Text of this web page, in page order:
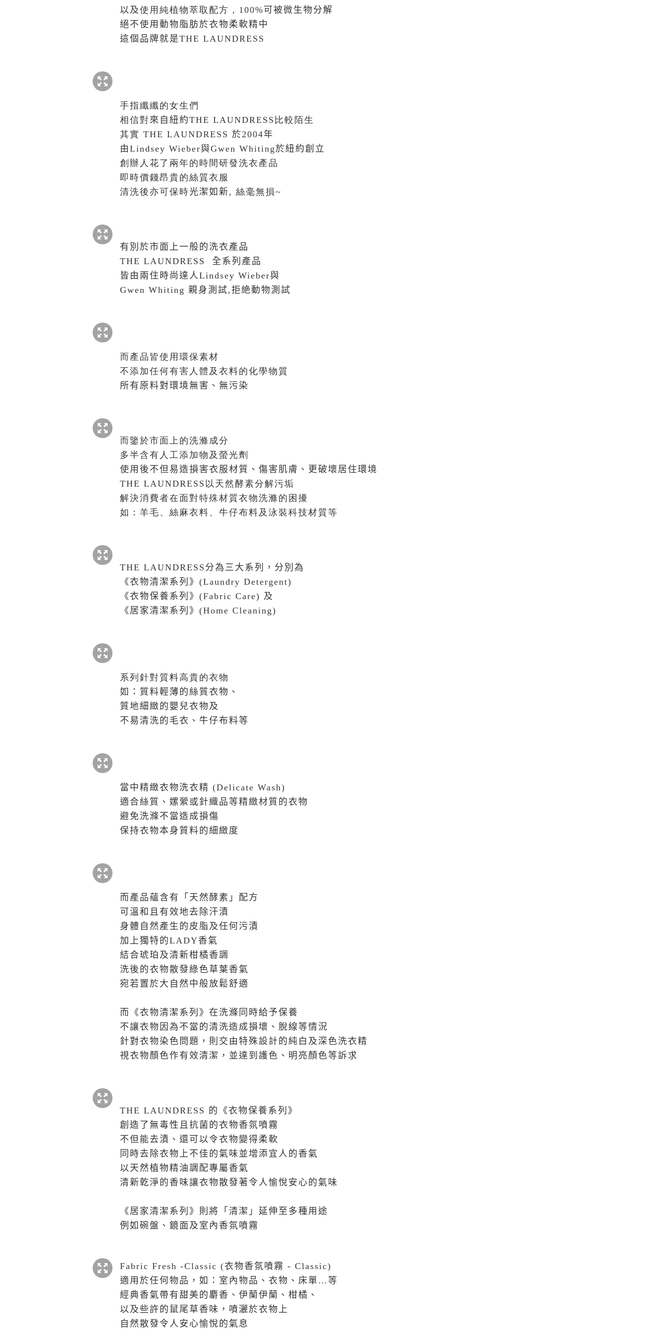
以及使用純植物萃取配方，100% 可被微生物分解
絕不使用動物脂肪於衣物柔軟精中
這個品牌就是THE LAUNDRESS
手指纖纖的女生們
相信對來自紐約THE LAUNDRESS比較陌生
其實 THE LAUNDRESS 於2004年
由Lindsey Wieber與Gwen Whiting於紐約創立
創辦人花了兩年的時間研發洗衣產品
即時價錢昂貴的絲質衣服
清洗後亦可保時光潔如新, 絲毫無損~
有別於市面上一般的洗衣產品
THE LAUNDRESS 全系列產品
皆由兩住 時尚達人Lindsey Wieber與
Gwen Whiting 親身測試,拒絶動物測試
而 產品皆使用環保素材
不添加任何有害人體及 衣料的化學物質
所有 原料對環境無害、無污染
而鑒於市面上的洗滌成分
多半含有人工添加物及螢光劑
使用後不但易造損害衣服材質、傷害肌膚、更破壞居住環境
THE LAUNDRESS 以天然酵素分解污垢
解決消費者在面對特殊材質衣物洗滌的困擾
如：羊毛、絲麻衣料、牛仔布料及泳裝科技材質等
THE LAUNDRESS分為三大系列，分別為
《衣物清潔系列》(Laundry Detergent)
《衣物保養系列》 (Fabric Care) 及
《居家清潔系列》 (Home Cleaning)
系列針對質料高貴的衣物
如：質料輕薄的絲質衣物、
質地細緻的嬰兒衣物及
不易清洗的毛衣、牛仔布料等
當中精緻衣物洗衣精 (Delicate Wash)
適合絲質、嫘縈或針織品等精緻材質的衣物
避免洗滌不當造成損傷
保持衣物本身質料的細緻度
而產品蘊含有「天然酵素」配方
可溫和且有效地去除汗漬
身體自然產生的皮脂及任何污漬
加上獨特的LADY香氣
結合琥珀及清新柑橘香調
洗後的衣物散發綠色草葉香氣
宛若置於大自然中般放鬆舒適
而《衣物清潔系列》在洗滌同時給予保養
不讓衣物因為不當的清洗造成損壞、脫線等情況
針對衣物染色問題，則交由特殊設計的純白及深色洗衣精
視衣物顏色作有效清潔，並達到護色、明亮顏色等訴求
THE LAUNDRESS 的《衣物保養系列》
創造了無毒性且抗菌的衣物香氛噴霧
不但能去漬、還可以令衣物變得柔軟
同時去除衣物上不佳的氣味並增添宜人的香氣
以天然植物精油調配專屬香氣
清新乾淨的香味讓衣物散發著令人愉悅安心的氣味
《居家清潔系列》則將「清潔」延伸至多種用途
例如碗盤、鏡面及室內香氛噴霧
Fabric Fresh -Classic (衣物香氛噴霧 - Classic)
適用於任何物品，如：室內物品、衣物、床單…等
經典香氣帶有甜美的麝香、伊蘭伊蘭、柑橘、
以及些許的鼠尾草香味，噴灑於衣物上
自然散發令人安心愉悅的氣息